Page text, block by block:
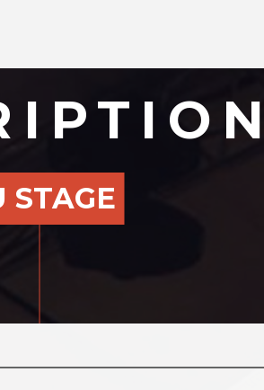
STAGE